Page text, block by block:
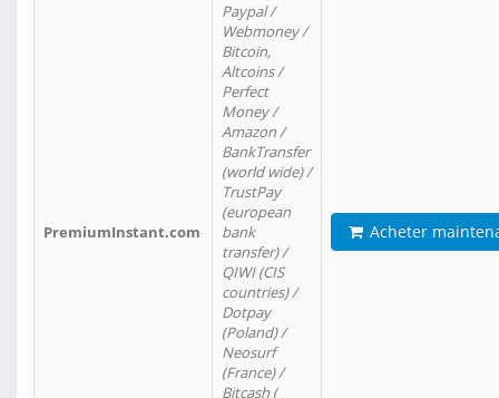
PremiumInstant.com
Paypal /
Webmoney /
Bitcoin,
Altcoins /
Perfect
Money /
Amazon /
BankTransfer
(world wide) /
TrustPay
(european
bank
transfer) /
QIWI (CIS
countries) /
Dotpay
(Poland) /
Neosurf
(France) /
Bitcash (
Acheter